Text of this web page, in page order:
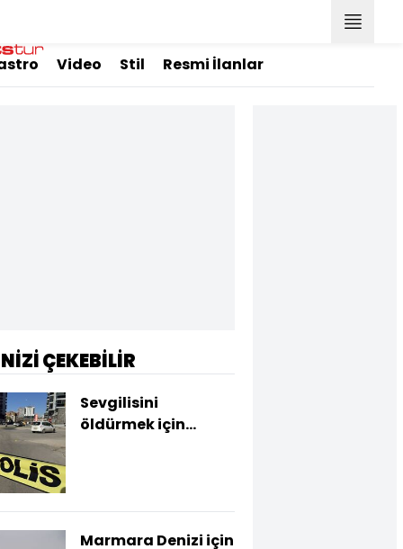
Video Stil Resmi İlanlar
ÇEKEBİLİR
Sevgilisini
öldürmek için
öldürdü
Marmara Denizi için